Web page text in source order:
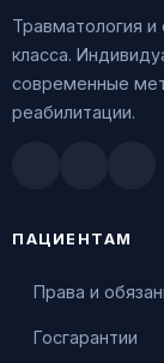
Травматология
класса.
современные
реабилитации.
ПАЦИЕНТАМ
Права и
Госгарантии